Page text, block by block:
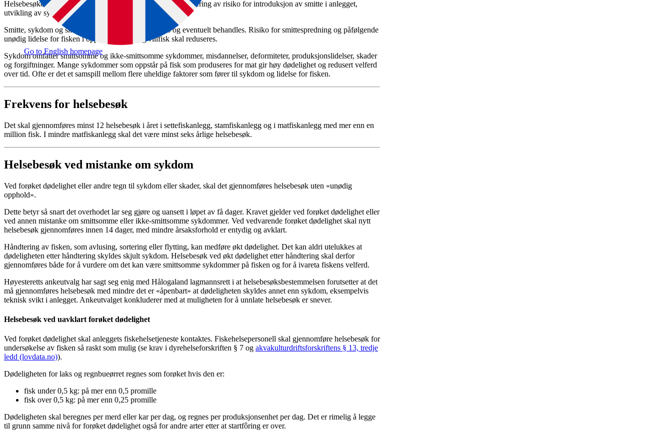
Go to English homepage
Helsebesøket skal planlegges og gjennomføres ut fra en vurdering av risiko for introduksjon av smitte i anlegget,
utvikling av sykdom og spredning av smitte fra anlegget.
Smitte, sykdom og skader skal avdekkes, forebygges og eventuelt behandles. Risiko for smittespredning og påfølgende
unødig lidelse for fisken i oppdrettsanlegg og villfisk skal reduseres.
Sykdom omfatter smittsomme og ikke-smittsomme sykdommer, misdannelser, deformiteter, produksjonslidelser, skader
og forgiftninger. Mange sykdommer som oppstår på fisk som produseres for mat gir høy dødelighet og redusert velferd
over tid. Ofte er det et samspill mellom flere uheldige faktorer som fører til sykdom og lidelse for fisken.
Frekvens for helsebesøk
Det skal gjennomføres minst 12 helsebesøk i året i settefiskanlegg, stamfiskanlegg og i matfiskanlegg med mer enn en
million fisk. I mindre matfiskanlegg skal det være minst seks årlige helsebesøk.
Helsebesøk ved mistanke om sykdom
Ved forøket dødelighet eller andre tegn til sykdom eller skader, skal det gjennomføres helsebesøk uten «unødig
opphold».
Dette betyr så snart det overhodet lar seg gjøre og uansett i løpet av få dager. Kravet gjelder ved forøket dødelighet eller
ved annen mistanke om smittsomme eller ikke-smittsomme sykdommer. Ved vedvarende forøket dødelighet skal nytt
helsebesøk gjennomføres innen 14 dager, med mindre årsaksforhold er entydig og avklart.
Håndtering av fisken, som avlusing, sortering eller flytting, kan medføre økt dødelighet. Det kan aldri utelukkes at
dødeligheten etter håndtering skyldes skjult sykdom. Helsebesøk ved økt dødelighet etter håndtering skal derfor
gjennomføres både for å vurdere om det kan være smittsomme sykdommer på fisken og for å ivareta fiskens velferd.
Høyesteretts ankeutvalg har sagt seg enig med Hålogaland lagmannsrett i at helsebesøksbestemmelsen forutsetter at det
må gjennomføres helsebesøk med mindre det er «åpenbart» at dødeligheten skyldes annet enn sykdom, eksempelvis
teknisk svikt i anlegget. Ankeutvalget konkluderer med at muligheten for å unnlate helsebesøk er snever.
Helsebesøk ved uavklart forøket dødelighet
Ved forøket dødelighet skal anleggets fiskehelsetjeneste kontaktes. Fiskehelsepersonell skal gjennomføre helsebesøk for
undersøkelse av fisken så raskt som mulig (se krav i dyrehelseforskriften § 7 og akvakulturdriftsforskriftens § 13, tredje
ledd (lovdata.no)).
Dødeligheten for laks og regnbueørret regnes som forøket hvis den er:
fisk under 0,5 kg: på mer enn 0,5 promille
fisk over 0,5 kg: på mer enn 0,25 promille
Dødeligheten skal beregnes per merd eller kar per dag, og regnes per produksjonsenhet per dag. Det er rimelig å legge
til grunn samme nivå for forøket dødelighet også for andre arter etter at startfôring er over.